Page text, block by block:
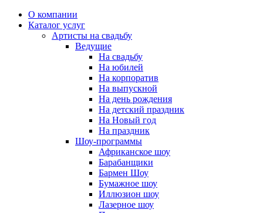
О компании
Каталог услуг
Артисты на свадьбу
Ведущие
На свадьбу
На юбилей
На корпоратив
На выпускной
На день рождения
На детский праздник
На Новый год
На праздник
Шоу-программы
Африканское шоу
Барабанщики
Бармен Шоу
Бумажное шоу
Иллюзион шоу
Лазерное шоу